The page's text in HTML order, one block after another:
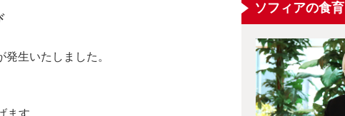
生いたしました。
ソフィアの食育